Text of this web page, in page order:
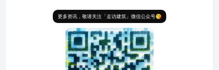
更多资讯，敬请关注「走访建筑」微信公众号😘